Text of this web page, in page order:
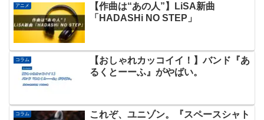
アニメ
【作曲は“あの人”】LiSA新曲
「HADASHi NO STEP」
コラム
【おしゃれカッコイイ！】バンド『あ
るくとーーふ』がやばい。
コラム
これぞ、ユニゾン。『スペースシャト